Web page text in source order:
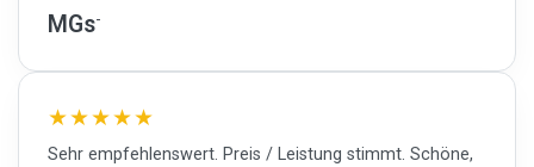
MGs
Sehr empfehlenswert. Preis / Leistung stimmt. Schöne,